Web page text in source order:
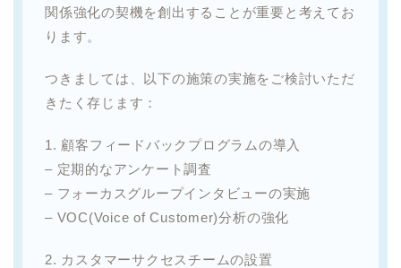
関係強化の契機を創出することが重要と考えてお
ります。
つきましては、以下の施策の実施をご検討いただ
きたく存じます：
1. 顧客フィードバックプログラムの導入
– 定期的なアンケート調査
– フォーカスグループインタビューの実施
– VOC(Voice of Customer)分析の強化
2. カスタマーサクセスチームの設置